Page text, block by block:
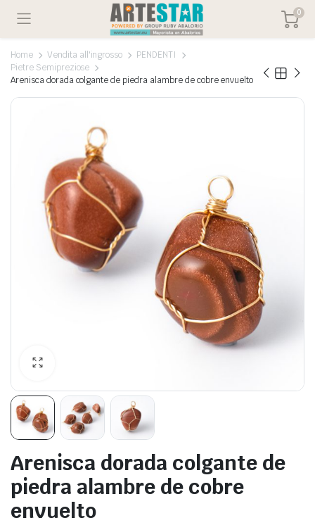
0
Home Vendita all'ingrosso
PENDENTI
Pietre Semipreziose
Arenisca dorada colgante de piedra alambre de cobre envuelto
Arenisca dorada colgante de
piedra alambre de cobre
envuelto